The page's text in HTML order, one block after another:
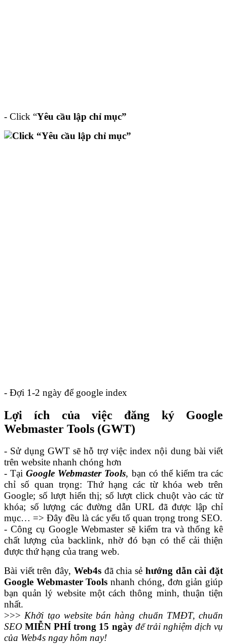
- Click “Yêu cầu lập chỉ mục”
- Đợi 1-2 ngày để google index
Lợi ích của việc đăng ký Google
Webmaster Tools (GWT)
- Sử dụng GWT sẽ hỗ trợ việc index nội dung bài viết
trên website nhanh chóng hơn
- TạiGoogle Webmaster Tools, bạn có thể kiểm tra các
chỉ số quan trọng: Thứ hạng các từ khóa web trên
Google; số lượt hiển thị; số lượt click chuột vào các từ
khóa; số lượng các đường dẫn URL đã được lập chỉ
mục… => Đây đều là các yếu tố quan trọng trong SEO.
- Công cụ Google Webmaster sẽ kiểm tra và thống kê
chất lượng của backlink, nhờ đó bạn có thể cải thiện
được thứ hạng của trang web.
Bài viết trên đây, Web4sđã chia sẻ hướng dẫn cài đặt
Google Webmaster Tools nhanh chóng, đơn giản giúp
bạn quản lý website một cách thông minh, thuận tiện
nhất.
>>>Khởi tạo website bán hàng chuẩn TMĐT, chuẩn
SEO MIỄN PHÍ trong 15 ngày để trải nghiệm dịch vụ
của Web4s ngay hôm nay!